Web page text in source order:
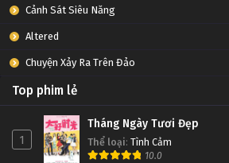
Cảnh Sát Siêu Năng
Altered
Chuyện Xảy Ra Trên Đảo
Top phim lẻ
1
Tháng Ngày Tươi Đẹp
Thể loại: Tình Cảm
10.0